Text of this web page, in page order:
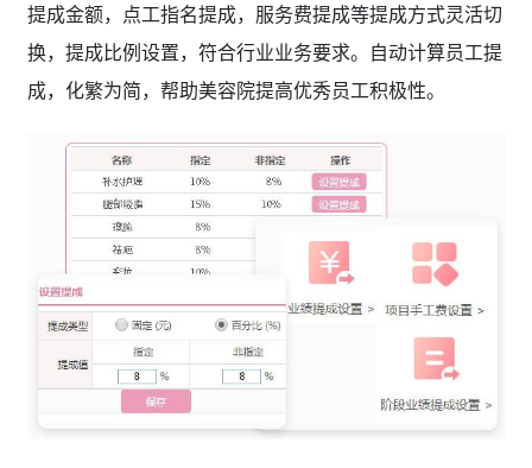
提成金额，点工指名提成，服务费提成等提成方式灵活切
换，提成比例设置，符合行业业务要求。自动计算员工提
成，化繁为简，帮助美容院提高优秀员工积极性。